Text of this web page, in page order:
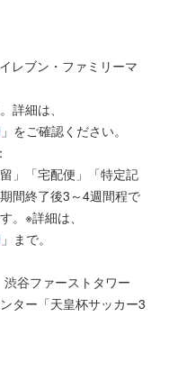
レブン・ファミリーマ
詳細は、
」をご確認ください。
」「宅配便」「特定記
間終了後3～4週間程で
。※詳細は、
」まで。
谷ファーストタワー
ター「天皇杯サッカー3